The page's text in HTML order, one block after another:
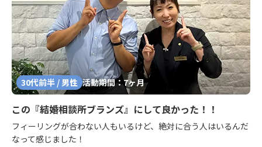
30代前半 / 男性 活動期間：7ヶ月
この『結婚相談所ブランズ』にして良かった！！
フィーリングが合わない人もいるけど、絶対に合う人はいるんだ
なって感じました！